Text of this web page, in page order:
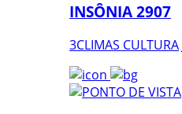
INSÔNIA 2907
3CLIMAS CULTURA